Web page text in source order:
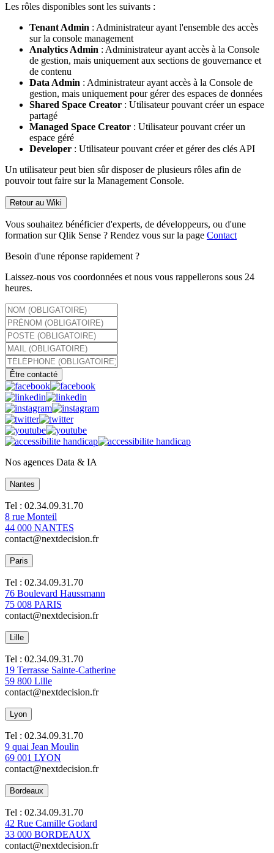
Les rôles disponibles sont les suivants :
Tenant Admin : Administrateur ayant l'ensemble des accès
sur la console management
Analytics Admin : Administrateur ayant accès à la Console
de gestion, mais uniquement aux sections de gouvernance et
de contenu
Data Admin : Administrateur ayant accès à la Console de
gestion, mais uniquement pour gérer des espaces de données
Shared Space Creator : Utilisateur pouvant créer un espace
partagé
Managed Space Creator : Utilisateur pouvant créer un
espace géré
Developer : Utilisateur pouvant créer et gérer des clés API
Un utilisateur peut bien sûr disposer de plusieurs rôles afin de
pouvoir tout faire sur la Management Console.
Retour au Wiki
Vous souhaitez bénéficier d'experts, de développeurs, ou d'une
formation sur Qlik Sense ? Rendez vous sur la page Contact
Besoin d'une réponse rapidement ?
Laissez-nous vos coordonnées et nous vous rappellerons sous 24
heures.
Être contacté
Nos agences Data & IA
Nantes
Tel : 02.34.09.31.70
8 rue Monteil
44 000 NANTES
contact@nextdecision.fr
Paris
Tel : 02.34.09.31.70
76 Boulevard Haussmann
75 008 PARIS
contact@nextdecision.fr
Lille
Tel : 02.34.09.31.70
19 Terrasse Sainte-Catherine
59 800 Lille
contact@nextdecision.fr
Lyon
Tel : 02.34.09.31.70
9 quai Jean Moulin
69 001 LYON
contact@nextdecision.fr
Bordeaux
Tel : 02.34.09.31.70
42 Rue Camille Godard
33 000 BORDEAUX
contact@nextdecision.fr